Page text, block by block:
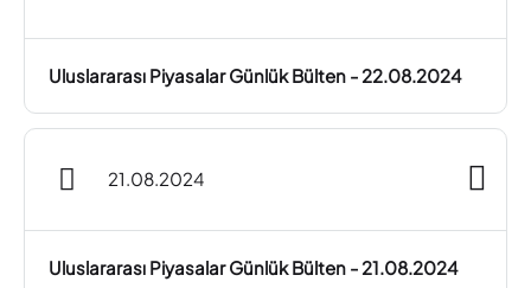
Uluslararası Piyasalar Günlük Bülten - 22.08.2024
21.08.2024
Uluslararası Piyasalar Günlük Bülten - 21.08.2024